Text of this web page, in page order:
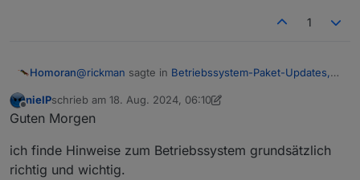
1
Homoran@rickman sagte in Betriebssystem-Paket-Updates,
Das gab es so vorher nicht
natürlich nicht.
Es hat sich nur durch die Supportt-Threads hier
Offline
nieIPschrieb am 18. Aug. 2024, 06:10
zuletzt editiert von nieIP
Guten Morgen
ich finde Hinweise zum Betriebssystem grundsätzlich
richtig und wichtig.